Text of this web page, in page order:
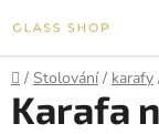
na
obsah
Domů
/ Stolování / karafy
Karafa